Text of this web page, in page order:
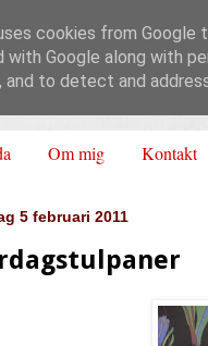
Om mig Kontakt
5 februari 2011
cookies from Google
with Google along with
to detect and